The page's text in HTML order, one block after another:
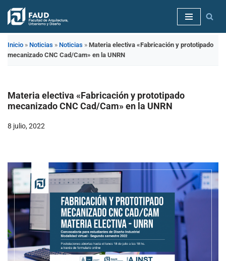
Saltar
contenido
Inicio » Noticias » Noticias » Materia electiva «Fabricación y prototipado
mecanizado CNC Cad/Cam» en la UNRN
Materia electiva «Fabricación y prototipado
mecanizado CNC Cad/Cam» en la UNRN
8 julio, 2022